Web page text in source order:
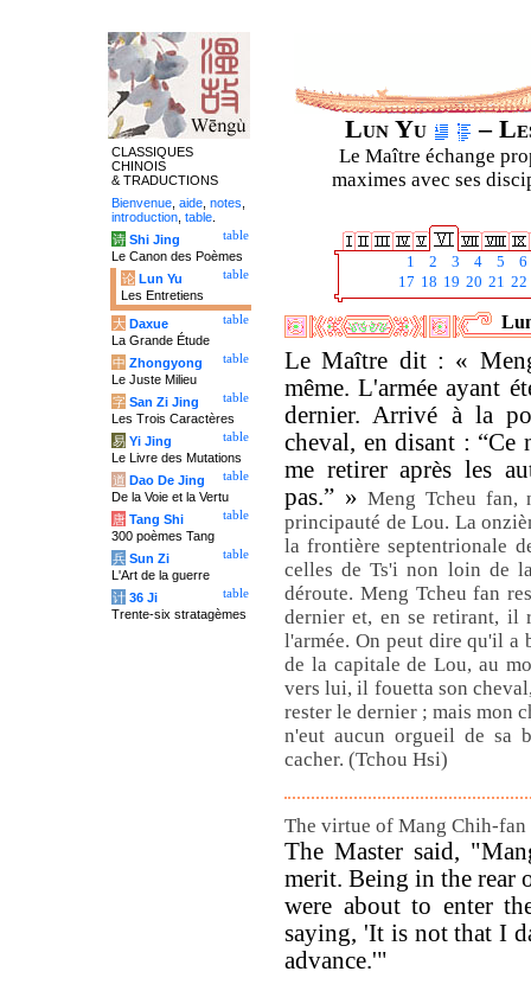
Lun Yu –
Le Maître échange
maximes avec ses
1 2 3 4 5
6
17 18 19 20 21 22
Le Maître dit : «
même. L'armée ayant
dernier. Arrivé à la
cheval, en disant : “Ce
me retirer après les
pas.” »Meng Tcheu fan,
principauté de Lou. La
la frontière septentrionale
celles de Ts'i non loin de
déroute. Meng Tcheu fan
dernier et, en se retirant, il
l'armée. On peut dire qu'il a
de la capitale de Lou, au
vers lui, il fouetta son
rester le dernier ; mais mon
n'eut aucun orgueil de sa
cacher. (Tchou Hsi)
The virtue of Mang Chih-
The Master said,
merit. Being in the rear
were about to enter
saying, 'It is not that I
advance.'"
CLASSIQUES
CHINOIS
& TRADUCTIONS
Bienvenue aide notes
introduction table
table
诗 Shi Jing
Le Canon des Poèmes
table
论 Lun Yu
Les Entretiens
table
大 Daxue
La Grande Étude
table
中 Zhongyong
Le Juste Milieu
table
字 San Zi Jing
Les Trois Caractères
table
易 Yi Jing
Le Livre des Mutations
table
道 Dao De Jing
De la Voie et la Vertu
table
唐 Tang Shi
300 poèmes Tang
table
兵 Sun Zi
L'Art de la guerre
table
计 36 Ji
Trente-six stratagèmes